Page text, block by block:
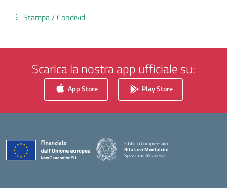
Stampa / Condividi
Scarica la nostra app ufficiale su:
App Store Play Store
Istituto Comprensivo
Rita Levi Montalcini
Spezzano Albanese
— Visita la pagina iniziale della scuola